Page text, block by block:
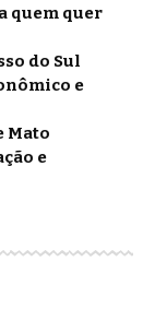
quem quer
do Sul
e
Mato
e